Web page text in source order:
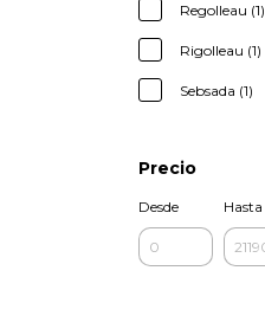
Regolleau (1)
Rigolleau (1)
Sebsada (1)
Precio
Desde Hasta